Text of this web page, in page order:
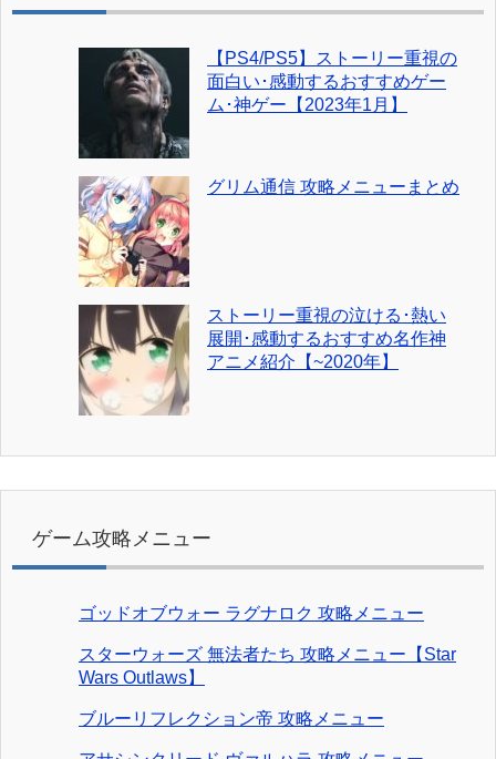
【PS4/PS5】ストーリー重視の
面白い･感動するおすすめゲー
ム･神ゲー【2023年1月】
グリム通信 攻略メニューまとめ
ストーリー重視の泣ける･熱い
展開･感動するおすすめ名作神
アニメ紹介【~2020年】
ゲーム攻略メニュー
ゴッドオブウォー ラグナロク 攻略メニュー
スターウォーズ 無法者たち 攻略メニュー【Star
Wars Outlaws】
ブルーリフレクション帝 攻略メニュー